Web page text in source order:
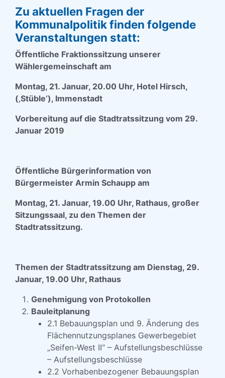
Zu aktuellen Fragen der
Kommunalpolitik finden folgende
Veranstaltungen statt:
Öffentliche Fraktionssitzung unserer
Wählergemeinschaft am
Montag, 21. Januar, 20.00 Uhr, Hotel Hirsch,
(‚Stüble‘), Immenstadt
Vorbereitung auf die Stadtratssitzung vom 29.
Januar 2019
Öffentliche Bürgerinformation von
Bürgermeister Armin Schaupp am
Montag, 21. Januar, 19.00 Uhr, Rathaus, großer
Sitzungssaal, zu den Themen der
Stadtratssitzung.
Themen der Stadtratssitzung am Dienstag, 29.
Januar, 19.00 Uhr, Rathaus
Genehmigung von Protokollen
Bauleitplanung
2.1 Bebauungsplan und 9. Änderung des
Flächennutzungsplanes Gewerbegebiet
„Seifen-West II“ – Aufstellungsbeschlüsse
– Aufstellungsbeschlüsse
2.2 Vorhabenbezogener Bebauungsplan